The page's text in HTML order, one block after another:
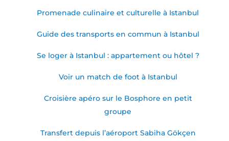
Promenade culinaire et culturelle à Istanbul
Guide des transports en commun à Istanbul
Se loger à Istanbul : appartement ou hôtel ?
Voir un match de foot à Istanbul
Croisière apéro sur le Bosphore en petit
groupe
Transfert depuis l’aéroport Sabiha Gökçen